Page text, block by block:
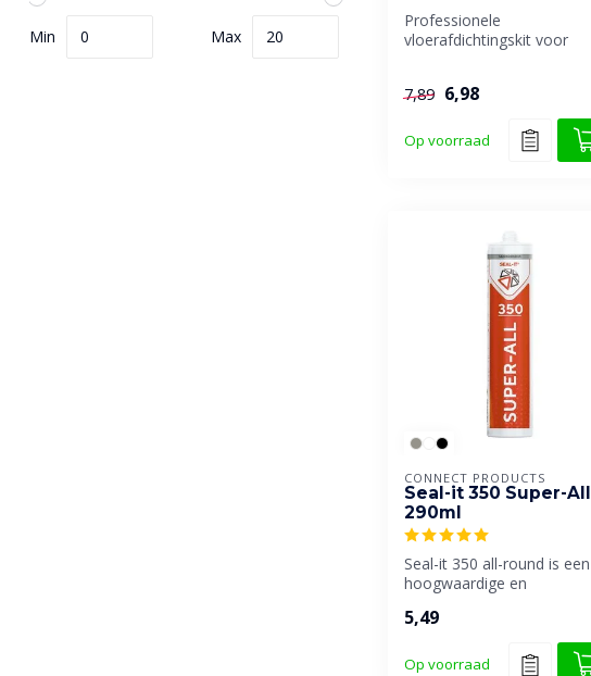
Min Max
Professionele
vloerafdichtingskit voor
7,89 6,98
Op voorraad
CONNECT PRODUCTS
Seal-it 350 Super-All
290ml
Seal-it 350 all-round is een
hoogwaardige en
monta...
5,49
Op voorraad